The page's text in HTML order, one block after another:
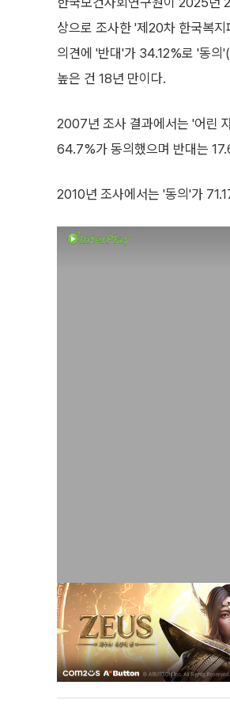
상으로 조사한 '제20차 한국복
의견에 '반대'가 34.12%로 '동
높은 건 18년 만이다.
2007년 조사 결과에서는 '어린
64.7%가 동의했으며 반대는
2010년 조사에서는 '동의'가